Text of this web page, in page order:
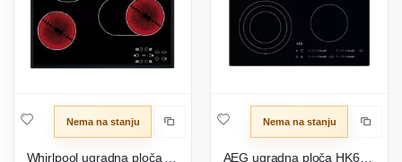
Nema na stanju Nema na stanju